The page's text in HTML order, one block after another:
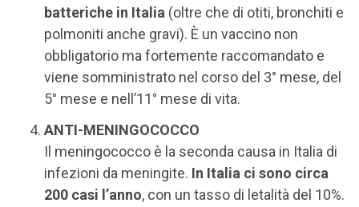
batteriche in Italia (oltre che di otiti, bronchiti e
polmoniti anche gravi). È un vaccino non
obbligatorio ma fortemente raccomandato e
viene somministrato nel corso del 3° mese, del
5° mese e nell’11° mese di vita.
ANTI-MENINGOCOCCO
Il meningococco è la seconda causa in Italia di
infezioni da meningite. In Italia ci sono circa
200 casi l’anno, con un tasso di letalità del 10%.